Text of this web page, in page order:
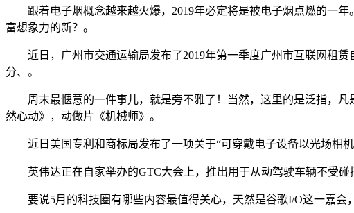
跟着电子烟概念越来越火爆，2019年必定将是被电子烟点燃的一年
富想象力的新？。
近日，广州市交通运输局发布了2019年第一季度广州市互联网租赁
分、。
周末最惬意的一件事儿，就是旁不雅了！当然，这里的是泛指，凡
然心动》，动做片《机械师》。
近日美国专利和商标局发布了一项关于“可穿戴电子设备以光场相机
英伟达正在自家举办的GTC大会上，推出用于从动驾驶车辆不受碰撞
要说5月的科技圈有哪些内容最值得关心，天然是谷歌I/O这一嘉会